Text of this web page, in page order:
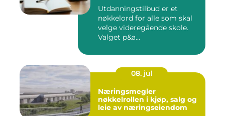
Utdanningstilbud er et
nøkkelord for alle som skal
velge videregående skole.
Valget p&a...
08. jul
Næringsmegler
nøkkelrollen i kjøp, salg og
leie av næringseiendom